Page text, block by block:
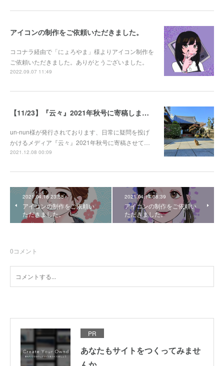
アイコンの制作をご依頼いただきました。
ココナラ経由で「にょろやま」様よりアイコン制作を
ご依頼いただきました。ありがとうございました。
2022.09.07 11:49
【11/23】『云々』2021年秋号に寄稿しました。
un-nun様が発行されております、日常に疑問を投げ
かけるメディア『云々』2021年秋号に寄稿させて…
2021.12.08 00:09
2021.04.18 23:58
アイコンの制作をご依頼い
ただきました。
2021.04.17 08:39
アイコンの制作をご依頼い
ただきました。
0コメント
PR
あなたもサイトをつくってみませ